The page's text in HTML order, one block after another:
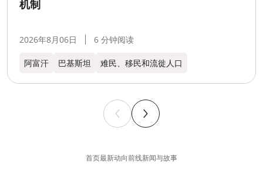
机制
2026年8月06日 6 分钟阅读
阿富汗 巴基斯坦 难民、移民和流徙人口
首页最新动向前线新闻与故事